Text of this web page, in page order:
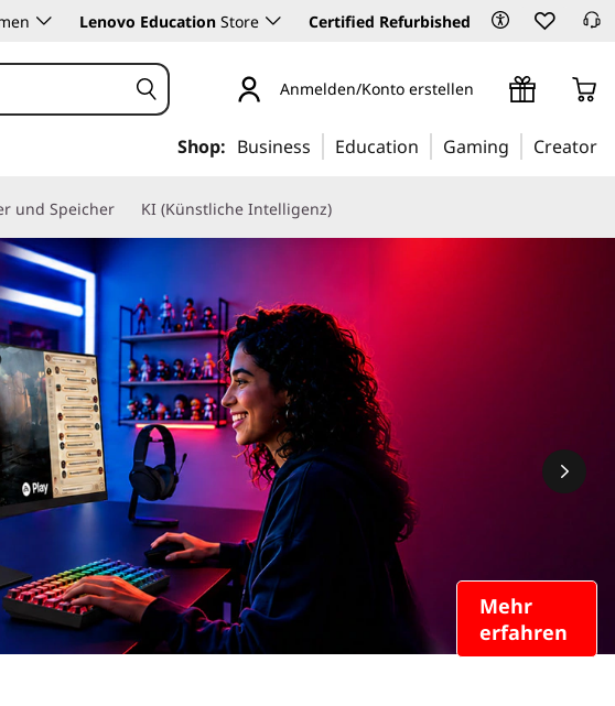
Lenovo Education Store Certified Refurbished
Anmelden/Konto erstellen
Shop: Business Education Gaming Creator
und Speicher KI (Künstliche Intelligenz)
Mehr
erfahren